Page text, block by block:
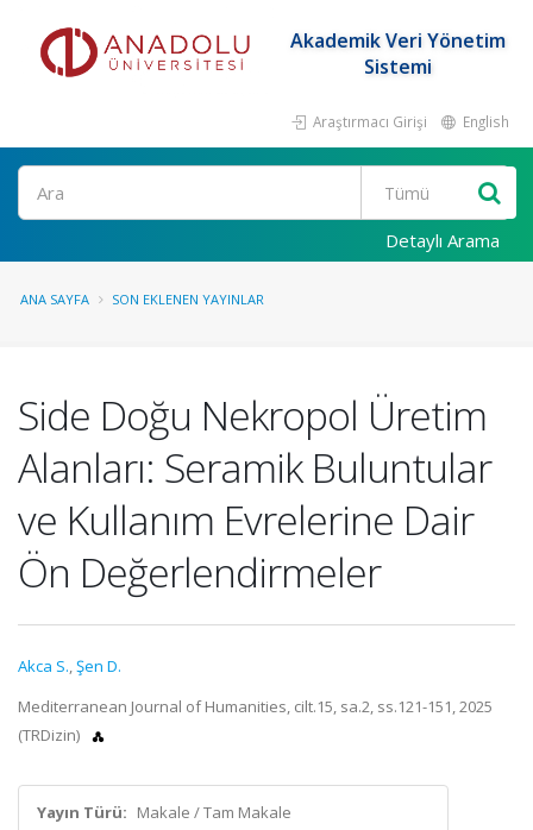
Akademik Veri Yönetim
Sistemi
Araştırmacı Girişi English
Ara
Detaylı Arama
ANA SAYFA SON EKLENEN YAYINLAR
Side Doğu Nekropol Üretim
Alanları: Seramik Buluntular
ve Kullanım Evrelerine Dair
Ön Değerlendirmeler
Akca S.,Şen D.
Mediterranean Journal of Humanities, cilt.15, sa.2, ss.121-151, 2025
(TRDizin)
Yayın Türü: Makale / Tam Makale